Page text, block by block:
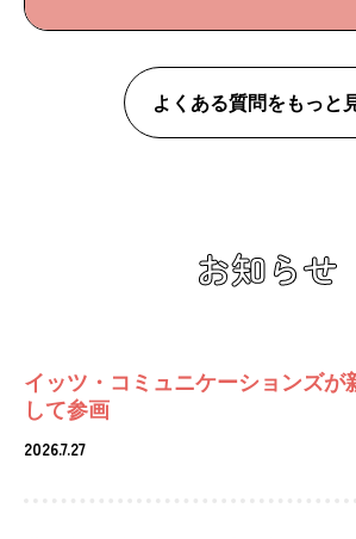
よくある質問をもっと
お知らせ
イッツ・コミュニケーションズが
して参画
2026.7.27